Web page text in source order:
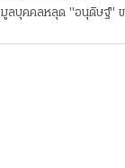
ลบุคคลหลุด "อนุดิษฐ์"